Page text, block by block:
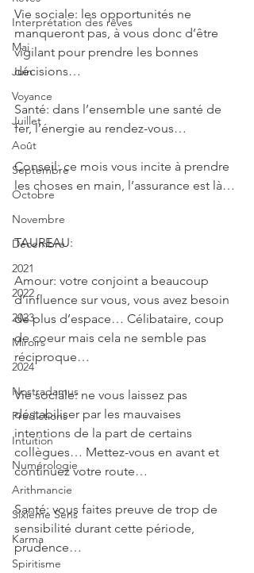
Interprétation des rêves
Mai
Juin
Voyance
Juillet
Août
Septembre
Octobre
Novembre
Décembre
2021
2022
2023
Miroirs
2024
Nostradamus
Prédictions
Intuition
Numérologie
Arithmancie
Sixième Sens
Karma
Spiritisme
Vie sociale: les opportunités ne
manqueront pas, à vous donc d’être
vigilant pour prendre les bonnes
décisions…
Santé: dans l’ensemble une santé de
fer, l’énergie au rendez-vous…
Conseil: ce mois vous incite à prendre
les choses en main, l’assurance est là…
TAUREAU:
Amour: votre conjoint a beaucoup
d’influence sur vous, vous avez besoin
de plus d’espace… Célibataire, coup
de coeur mais cela ne semble pas
réciproque…
Vie sociale: ne vous laissez pas
déstabiliser par les mauvaises
intentions de la part de certains
collègues… Mettez-vous en avant et
continuez votre route…
Santé: vous faites preuve de trop de
sensibilité durant cette période,
prudence…